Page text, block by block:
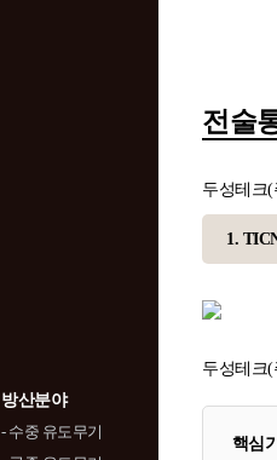
방산분야
- 수중 유도무기
전술
두성테크
1.
두성테크
핵심